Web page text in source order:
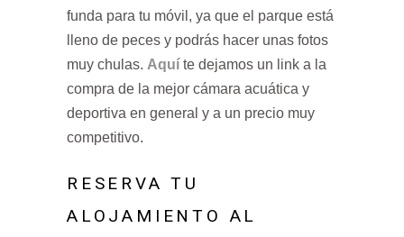
funda para tu móvil, ya que el parque está
lleno de peces y podrás hacer unas fotos
muy chulas. Aquí te dejamos un link a la
compra de la mejor cámara acuática y
deportiva en general y a un precio muy
competitivo.
RESERVA TU
ALOJAMIENTO AL